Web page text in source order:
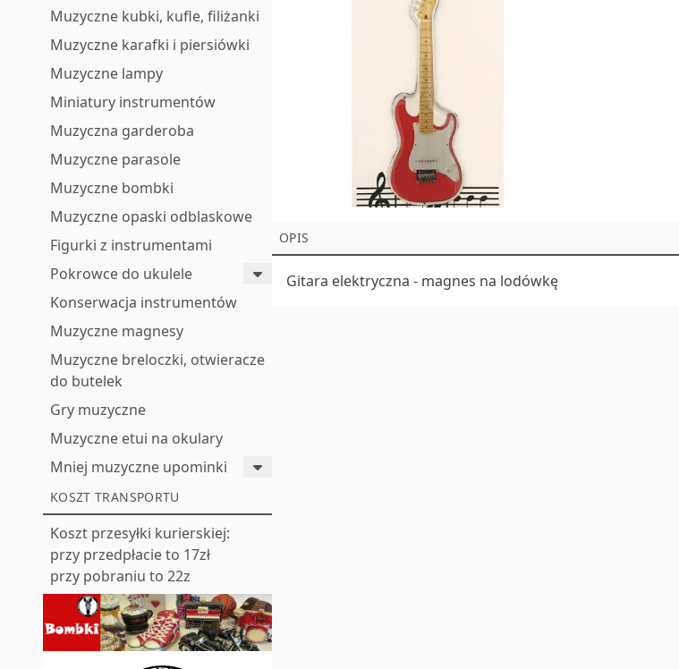
Muzyczne kubki, kufle, filiżanki
Muzyczne karafki i piersiówki
Muzyczne lampy
Miniatury instrumentów
Muzyczna garderoba
Muzyczne parasole
Muzyczne bombki
Muzyczne opaski odblaskowe
Figurki z instrumentami
Pokrowce do ukulele
Konserwacja instrumentów
Muzyczne magnesy
Muzyczne breloczki, otwieracze
do butelek
Gry muzyczne
Muzyczne etui na okulary
Mniej muzyczne upominki
KOSZT TRANSPORTU
Koszt przesyłki kurierskiej:
przy przedpłacie to 17zł
przy pobraniu to 22z
OPIS
Gitara elektryczna - magnes na lodówkę